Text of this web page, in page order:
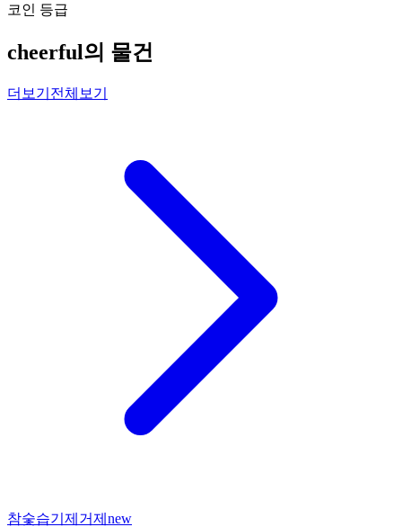
코인 등급
cheerful의 물건
더보기 전체보기
참숯습기제거제new